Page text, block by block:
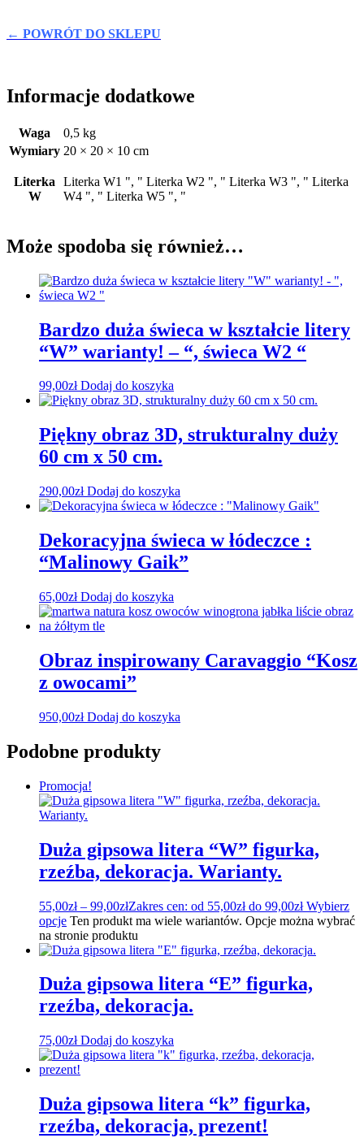
← POWRÓT DO SKLEPU
Informacje dodatkowe
Waga
0,5 kg
Wymiary 20 × 20 × 10 cm
Literka
W
Literka W1 ", " Literka W2 ", " Literka W3 ", " Literka
W4 ", " Literka W5 ", "
Może spodoba się również…
Bardzo duża świeca w kształcie litery
“W” warianty! – “, świeca W2 “
99,00zł Dodaj do koszyka
Piękny obraz 3D, strukturalny duży
60 cm x 50 cm.
290,00zł Dodaj do koszyka
Dekoracyjna świeca w łódeczce :
“Malinowy Gaik”
65,00zł Dodaj do koszyka
Obraz inspirowany Caravaggio “Kosz
z owocami”
950,00zł Dodaj do koszyka
Podobne produkty
Promocja!
Duża gipsowa litera “W” figurka,
rzeźba, dekoracja. Warianty.
55,00zł – 99,00złZakres cen: od 55,00zł do 99,00zł Wybierz
opcje Ten produkt ma wiele wariantów. Opcje można wybrać
na stronie produktu
Duża gipsowa litera “E” figurka,
rzeźba, dekoracja.
75,00zł Dodaj do koszyka
Duża gipsowa litera “k” figurka,
rzeźba, dekoracja, prezent!